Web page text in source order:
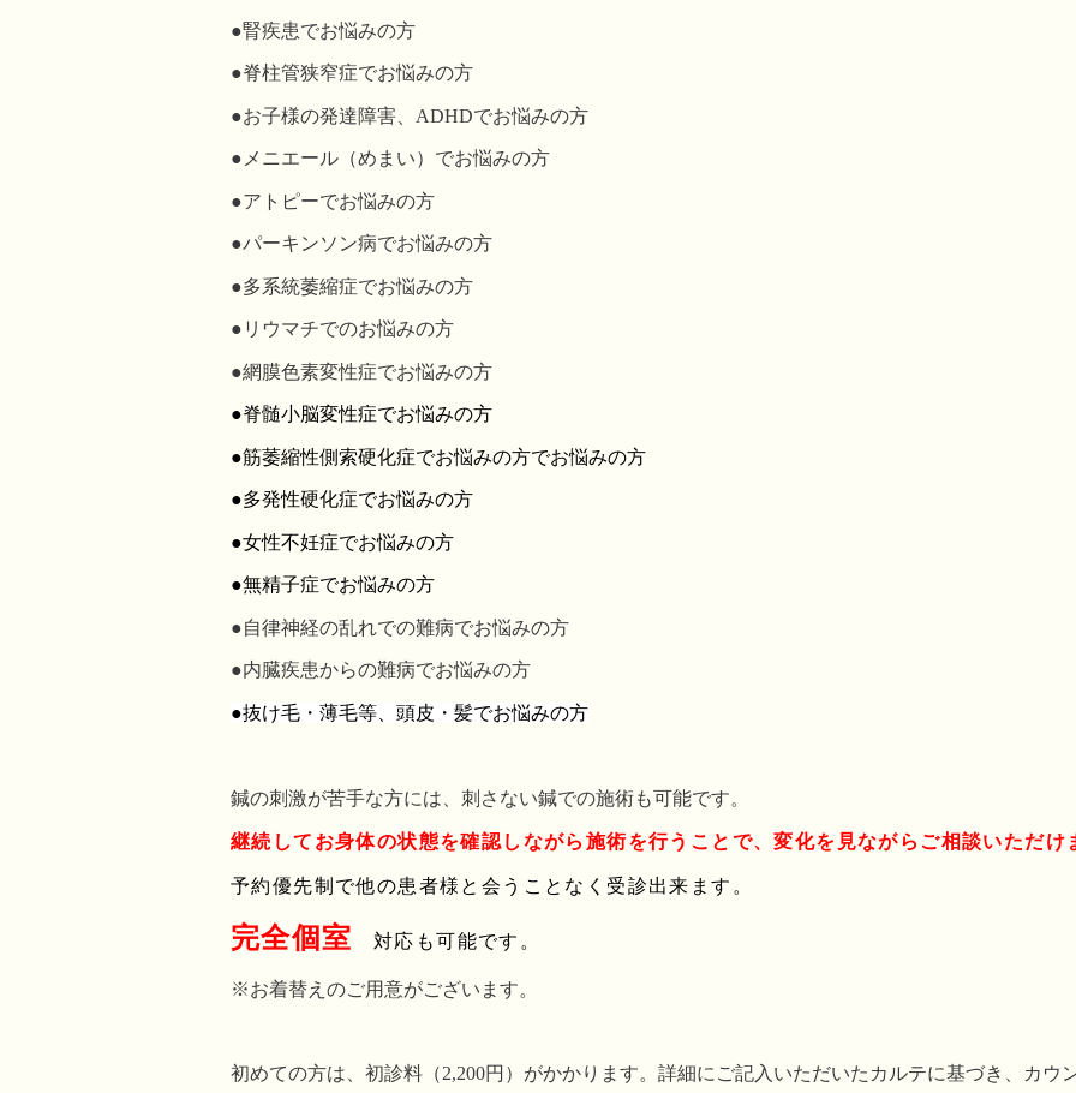
●腎疾患でお悩みの方
●脊柱管狭窄症でお悩みの方
●お子様の発達障害、ADHDでお悩みの方
●メニエール（めまい）でお悩みの方
●アトピーでお悩みの方
●パーキンソン病でお悩みの方
●多系統萎縮症でお悩みの方
●リウマチでのお悩みの方
●網膜色素変性症でお悩みの方
●脊髄小脳変性症でお悩みの方
●筋萎縮性側索硬化症でお悩みの方でお悩みの方
●多発性硬化症でお悩みの方
●女性不妊症でお悩みの方
●無精子症でお悩みの方
●自律神経の乱れでの難病でお悩みの方
●内臓疾患からの難病でお悩みの方
●抜け毛・薄毛等、頭皮・髪でお悩みの方
鍼の刺激が苦手な方には、刺さない鍼での施術も可能です。
継続してお身体の状態を確認しながら施術を行うことで、変化を見ながらご相談いただけ
予約優先制で他の患者様と会うことなく受診出来ます。
完全個室 対応も可能です。
※お着替えのご用意がございます。
初めての方は、初診料（2,200円）がかかります。詳細にご記入いただいたカルテに基づき、カウ